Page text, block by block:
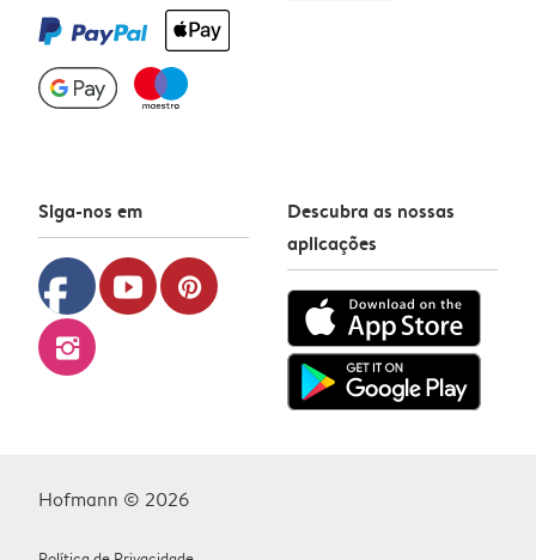
Siga-nos em
facebook youtube pinterest
instagram
Descubra as nossas
aplicações
Hofmann © 2026